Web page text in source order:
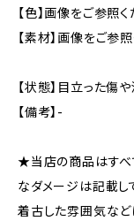
【色】画像をご参照
【素材】画像をご参
【状態】目立った傷
【備考】-
★当店の商品はすべ
なダメージは記載し
着古した雰囲気など